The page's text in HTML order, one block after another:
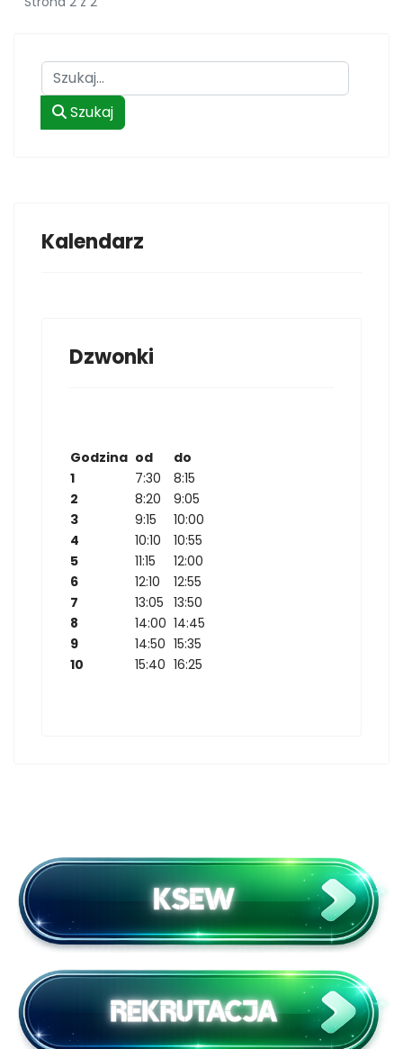
Szukaj
Szukaj
Kalendarz
Dzwonki
Godzina od
do
1
7:30
8:15
2
8:20
9:05
3
9:15
10:00
4
10:10
10:55
5
11:15
12:00
6
12:10
12:55
7
13:05 13:50
8
14:00 14:45
9
14:50 15:35
10
15:40 16:25